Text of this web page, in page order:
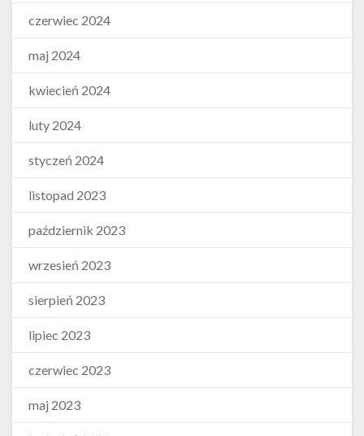
czerwiec 2024
maj 2024
kwiecień 2024
luty 2024
styczeń 2024
listopad 2023
październik 2023
wrzesień 2023
sierpień 2023
lipiec 2023
czerwiec 2023
maj 2023